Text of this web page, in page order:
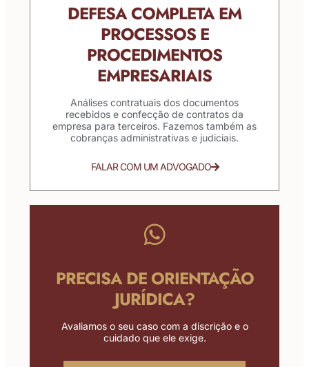
DEFESA COMPLETA EM
PROCESSOS E
PROCEDIMENTOS
EMPRESARIAIS
Análises contratuais dos documentos
recebidos e confecção de contratos da
empresa para terceiros. Fazemos também as
cobranças administrativas e judiciais.
FALAR COM UM ADVOGADO
PRECISA DE ORIENTAÇÃO
JURÍDICA?
Avaliamos o seu caso com a discrição e o
cuidado que ele exige.